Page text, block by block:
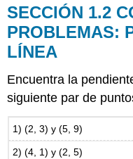
SECCIÓN 1.2
PROBLEMAS:
LÍNEA
Encuentra la
siguiente par de
1) (2, 3) y (5, 9)
2) (4, 1) y (2, 5)